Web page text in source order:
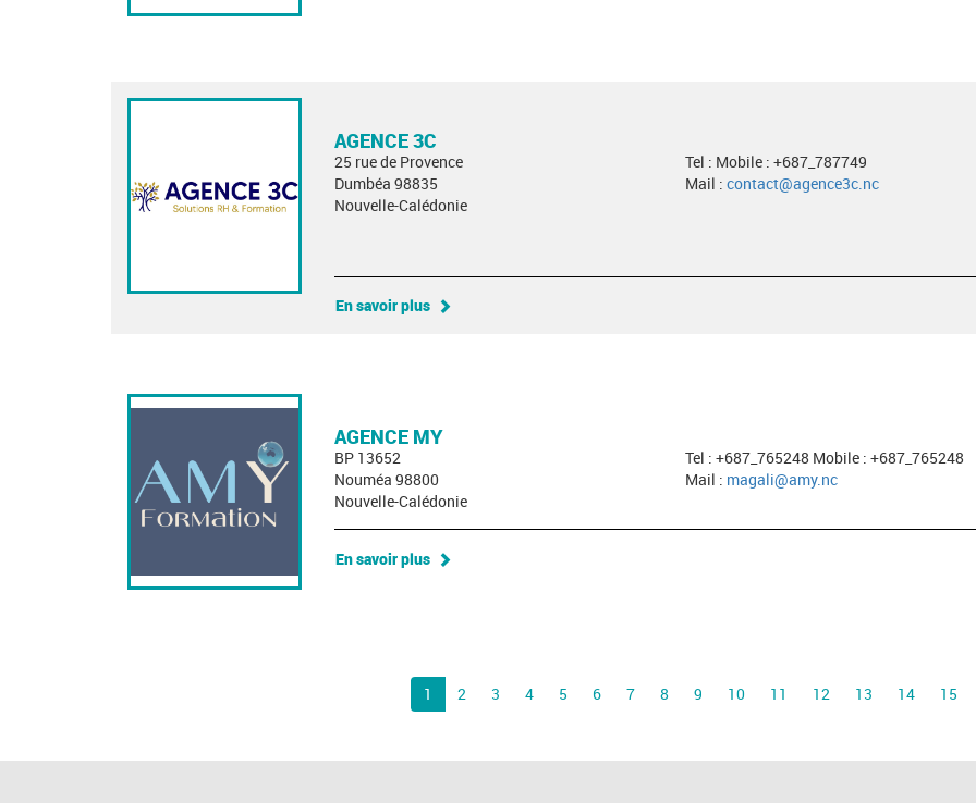
AGENCE 3C
25 rue de Provence
Dumbéa 98835
Nouvelle-Calédonie
Tel : Mobile : +687_787749
Mail : contact@agence3c.nc
En savoir plus
AGENCE MY
BP 13652
Nouméa 98800
Nouvelle-Calédonie
Tel : +687_765248 Mobile : +687_765248
Mail : magali@amy.nc
En savoir plus
1 2 3 4 5 6 7 8 9 10 11 12 13 14 15